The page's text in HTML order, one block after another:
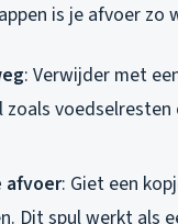
is je afvoer zo
: Verwijder met
afvoer: Giet een
Dit spul werkt als